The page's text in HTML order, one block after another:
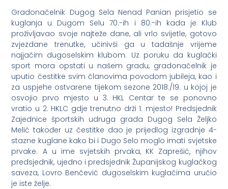
Gradonačelnik Dugog Sela Nenad Panian prisjetio se
kuglanja u Dugom Selu 70.-ih i 80.-ih kada je Klub
proživljavao svoje najteže dane, ali vrlo svijetle, gotovo
zvjezdane trenutke, učinivši ga u tadašnje vrijeme
najjačim dugoselskim klubom. Uz poruku da kuglački
sport mora opstati u našem gradu, gradonačelnik je
uputio čestitke svim članovima povodom jubileja, kao i
za uspjehe ostvarene tijekom sezone 2018./19. u kojoj je
osvojio prvo mjesto u 3. HKL Centar te se ponovno
vratio u 2. HKLC gdje trenutno drži 1. mjesto! Predsjednik
Zajednice športskih udruga grada Dugog Sela Željko
Melić također uz čestitke dao je prijedlog izgradnje 4-
stazne kuglane kako bi i Dugo Selo moglo imati svjetske
prvake. A u ime svjetskih prvaka, KK Zaprešić, njihov
predsjednik, ujedno i predsjednik Županijskog kuglačkog
saveza, Lovro Benčević dugoselskim kuglačima uručio
je iste želje.